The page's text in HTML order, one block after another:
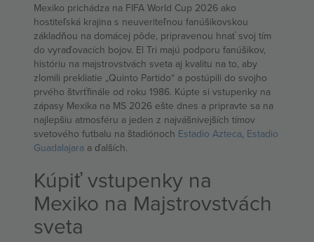
Mexiko prichádza na FIFA World Cup 2026 ako
hostiteľská krajina s neuveriteľnou fanúšikovskou
základňou na domácej pôde, pripravenou hnať svoj tím
do vyraďovacích bojov. El Tri majú podporu fanúšikov,
históriu na majstrovstvách sveta aj kvalitu na to, aby
zlomili prekliatie „Quinto Partido“ a postúpili do svojho
prvého štvrťfinále od roku 1986. Kúpte si vstupenky na
zápasy Mexika na MS 2026 ešte dnes a pripravte sa na
najlepšiu atmosféru a jeden z najvášnivejších tímov
svetového futbalu na štadiónoch Estadio Azteca, Estadio
Guadalajara a ďalších.
Kúpiť vstupenky na
Mexiko na Majstrovstvách
sveta